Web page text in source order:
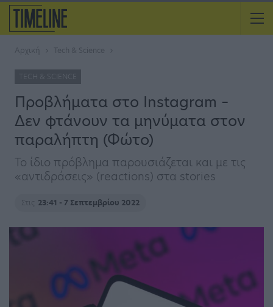
Αρχική Tech & Science
TECH & SCIENCE
Προβλήματα στο Instagram –
Δεν φτάνουν τα μηνύματα στον
παραλήπτη (Φώτο)
Το ίδιο πρόβλημα παρουσιάζεται και με τις
«αντιδράσεις» (reactions) στα stories
Στις 23:41 - 7 Σεπτεμβρίου 2022